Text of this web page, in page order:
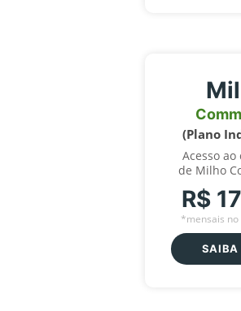
(Plano
Acesso
de Milho
R$
*mensais no
SAIBA